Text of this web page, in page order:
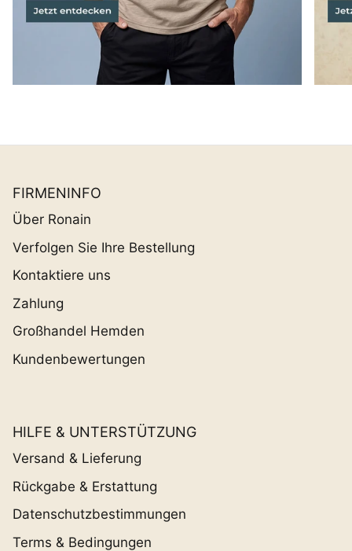
FIRMENINFO
Über Ronain
Verfolgen Sie Ihre Bestellung
Kontaktiere uns
Zahlung
Großhandel Hemden
Kundenbewertungen
HILFE & UNTERSTÜTZUNG
Versand & Lieferung
Rückgabe & Erstattung
Datenschutzbestimmungen
Terms & Bedingungen